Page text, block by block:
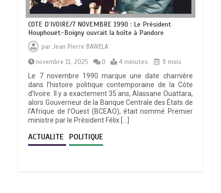
COTE D’IVOIRE/7 NOVEMBRE 1990 : Le Président
Houphouët-Boigny ouvrait la boîte à Pandore
parJean Pierre BAWELA
novembre 11, 2025
0 4 minutes
9 mois
Le 7 novembre 1990 marque une date charnière
dans l’histoire politique contemporaine de la Côte
d’Ivoire. Il y a exactement 35 ans, Alassane Ouattara,
alors Gouverneur de la Banque Centrale des États de
l’Afrique de l’Ouest (BCEAO), était nommé Premier
ministre par le Président Félix […]
ACTUALITE POLITIQUE